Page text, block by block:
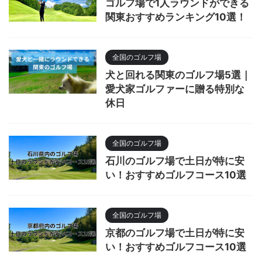
ゴルフ場で1人ラウンドができる
関東おすすめランキング10選！
全国のゴルフ場
犬と回れる関東のゴルフ場5選｜
愛犬家ゴルファーに贈る特別な
休日
全国のゴルフ場
石川のゴルフ場で土日が特に安
い！おすすめゴルフコース10選
全国のゴルフ場
京都のゴルフ場で土日が特に安
い！おすすめゴルフコース10選